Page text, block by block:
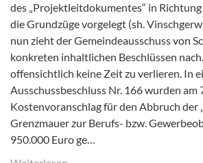
des „Projektleitdokumentes“ in
die Grundzüge vorgelegt (sh.
nun zieht der Gemeindeausschuss von
konkreten inhaltlichen Beschlüssen
offensichtlich keine Zeit zu verlieren. In
Ausschussbeschluss Nr. 166 wurden am
Kostenvoranschlag für den Abbruch der
Grenzmauer zur Berufs- bzw.
950.000 Euro ge…